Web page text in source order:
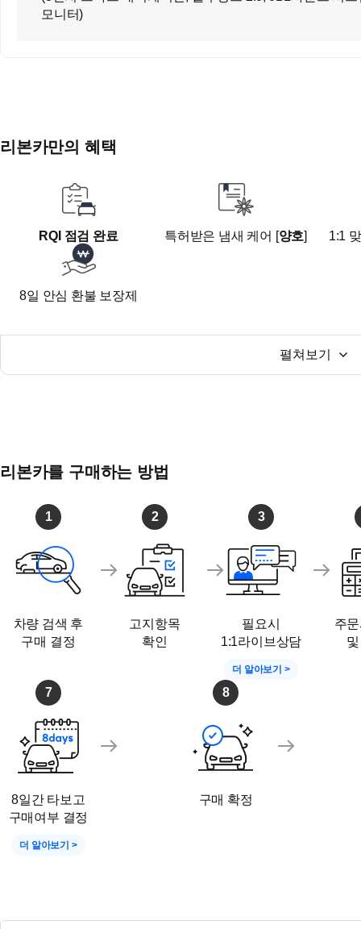
모니터)
리본카만의 혜택
RQI 점검 완료 특허받은 냄새 케어 [양호] 1:1
8일 안심 환불 보장제
펼쳐보기
리본카를 구매하는 방법
1
차량 검색 후
구매 결정
2
고지항목
확인
3
필요시
1:1라이브상담
더 알아보기 >
주
7
8일간 타보고
구매여부 결정
더 알아보기 >
8
구매 확정